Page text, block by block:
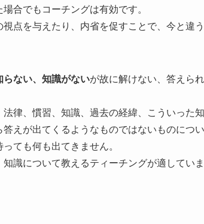
合でもコーチングは有効です。
視点を与えたり、内省を促すことで、今と違
らない、知識がないが故に解けない、答えら
律、慣習、知識、過去の経緯、こういった
えが出てくるようなものではないものにつ
ても何も出てきません。
識について教えるティーチングが適していま